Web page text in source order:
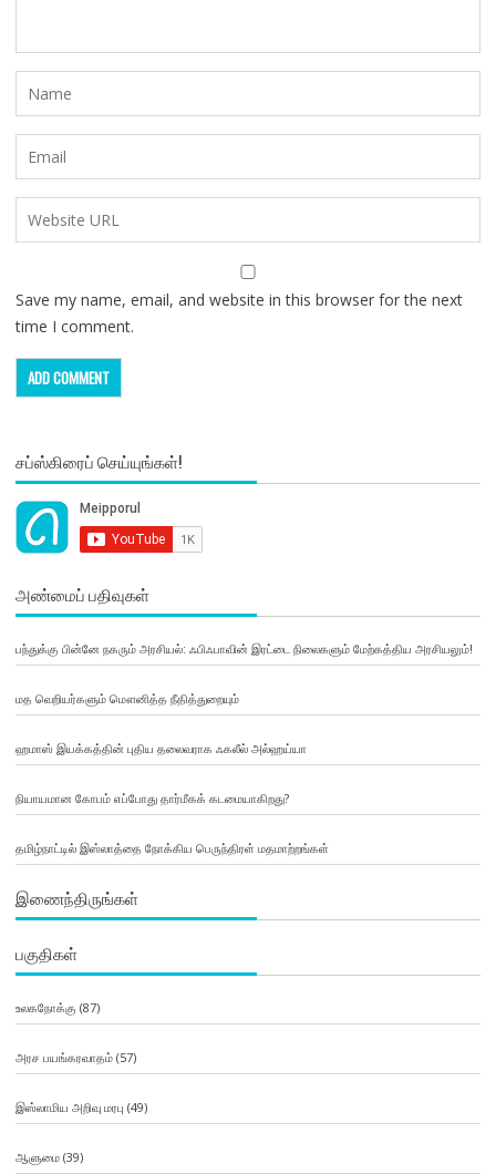
Save my name, email, and website in this browser for the next
time I comment.
சப்ஸ்கிரைப் செய்யுங்கள்!
அண்மைப் பதிவுகள்
பந்துக்கு பின்னே நகரும் அரசியல்: ஃபிஃபாவின் இரட்டை நிலைகளும் மேற்கத்திய அரசியலும்!
மத வெறியர்களும் மௌனித்த நீதித்துறையும்
ஹமாஸ் இயக்கத்தின் புதிய தலைவராக ஃகலீல் அல்ஹய்யா
நியாயமான கோபம் எப்போது தார்மீகக் கடமையாகிறது?
தமிழ்நாட்டில் இஸ்லாத்தை நோக்கிய பெருந்திரள் மதமாற்றங்கள்
இணைந்திருங்கள்
பகுதிகள்
உலகநோக்கு (87)
அரச பயங்கரவாதம்(57)
இஸ்லாமிய அறிவு மரபு (49)
ஆளுமை(39)